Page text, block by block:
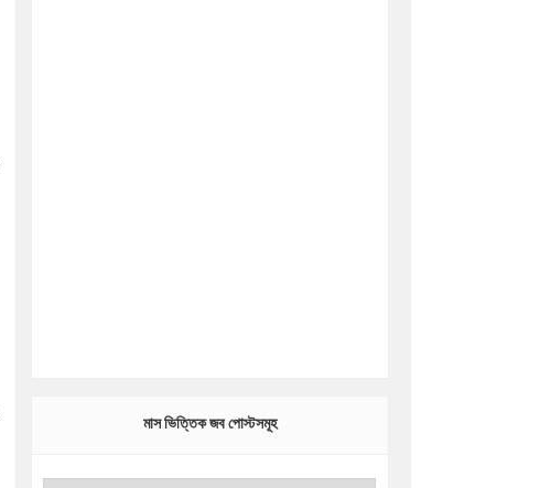
মাস ভিত্তিক জব পোস্টসমূহ